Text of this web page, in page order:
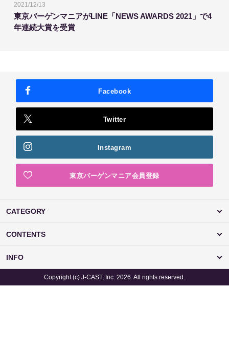
2021/12/13
東京バーゲンマニアがLINE「NEWS AWARDS 2021」で4
年連続大賞を受賞
Facebook
Twitter
Instagram
東京バーゲンマニア会員登録
CATEGORY
CONTENTS
INFO
Copyright (c) J-CAST, Inc. 2026. All rights reserved.